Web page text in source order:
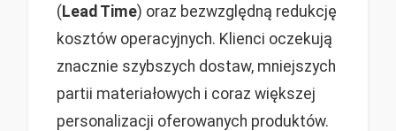
(Lead Time) oraz bezwzględną redukcję
kosztów operacyjnych. Klienci oczekują
znacznie szybszych dostaw, mniejszych
partii materiałowych i coraz większej
personalizacji oferowanych produktów.